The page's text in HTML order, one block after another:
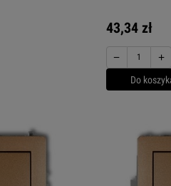
43,34 zł
− +
Do